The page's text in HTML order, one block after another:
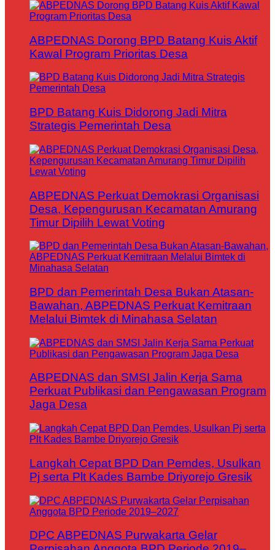
ABPEDNAS Dorong BPD Batang Kuis Aktif
Kawal Program Prioritas Desa
BPD Batang Kuis Didorong Jadi Mitra
Strategis Pemerintah Desa
ABPEDNAS Perkuat Demokrasi Organisasi
Desa, Kepengurusan Kecamatan Amurang
Timur Dipilih Lewat Voting
BPD dan Pemerintah Desa Bukan Atasan-
Bawahan, ABPEDNAS Perkuat Kemitraan
Melalui Bimtek di Minahasa Selatan
ABPEDNAS dan SMSI Jalin Kerja Sama
Perkuat Publikasi dan Pengawasan Program
Jaga Desa
Langkah Cepat BPD Dan Pemdes, Usulkan
Pj serta Plt Kades Bambe Driyorejo Gresik
DPC ABPEDNAS Purwakarta Gelar